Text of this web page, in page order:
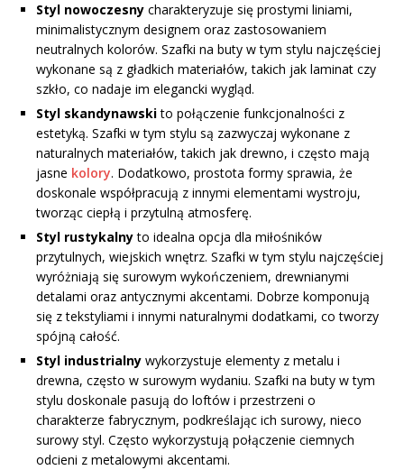
Styl nowoczesny charakteryzuje się prostymi liniami,
minimalistycznym designem oraz zastosowaniem
neutralnych kolorów. Szafki na buty w tym stylu najczęściej
wykonane są z gładkich materiałów, takich jak laminat czy
szkło, co nadaje im elegancki wygląd.
Styl skandynawskito połączenie funkcjonalności z
estetyką. Szafki w tym stylu są zazwyczaj wykonane z
naturalnych materiałów, takich jak drewno, i często mają
jasne kolory. Dodatkowo, prostota formy sprawia, że
doskonale współpracują z innymi elementami wystroju,
tworząc ciepłą i przytulną atmosferę.
Styl rustykalnyto idealna opcja dla miłośników
przytulnych, wiejskich wnętrz. Szafki w tym stylu najczęściej
wyróżniają się surowym wykończeniem, drewnianymi
detalami oraz antycznymi akcentami. Dobrze komponują
się z tekstyliami i innymi naturalnymi dodatkami, co tworzy
spójną całość.
Styl industrialny wykorzystuje elementy z metalu i
drewna, często w surowym wydaniu. Szafki na buty w tym
stylu doskonale pasują do loftów i przestrzeni o
charakterze fabrycznym, podkreślając ich surowy, nieco
surowy styl. Często wykorzystują połączenie ciemnych
odcieni z metalowymi akcentami.